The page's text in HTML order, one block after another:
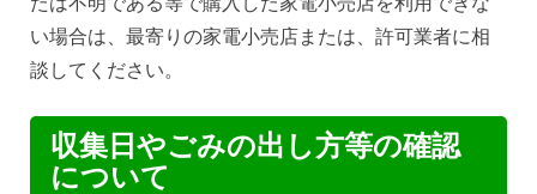
い場合は、最寄りの家電小売店または、許可業者に相
談してください。
収集日やごみの出し方等の確認
について